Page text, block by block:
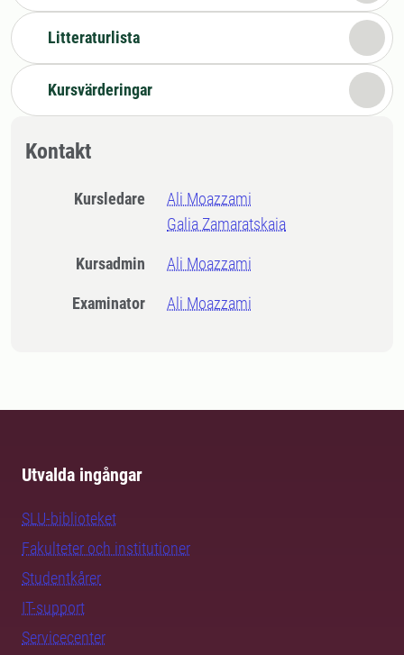
Litteraturlista
Kursvärderingar
Kontakt
Kursledare
Ali Moazzami
Galia Zamaratskaia
Kursadmin Ali Moazzami
Examinator Ali Moazzami
Utvalda ingångar
SLU-biblioteket
Fakulteter och institutioner
Studentkårer
IT-support
Servicecenter